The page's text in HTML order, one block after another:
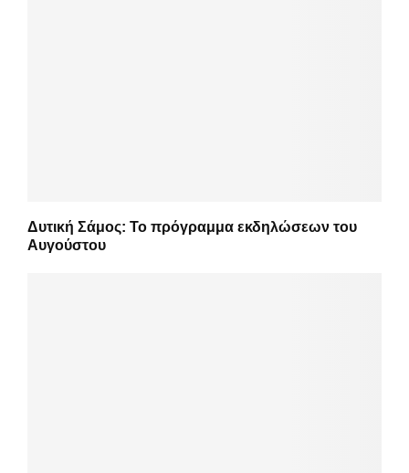
Δυτική Σάμος: Το πρόγραμμα εκδηλώσεων του
Αυγούστου